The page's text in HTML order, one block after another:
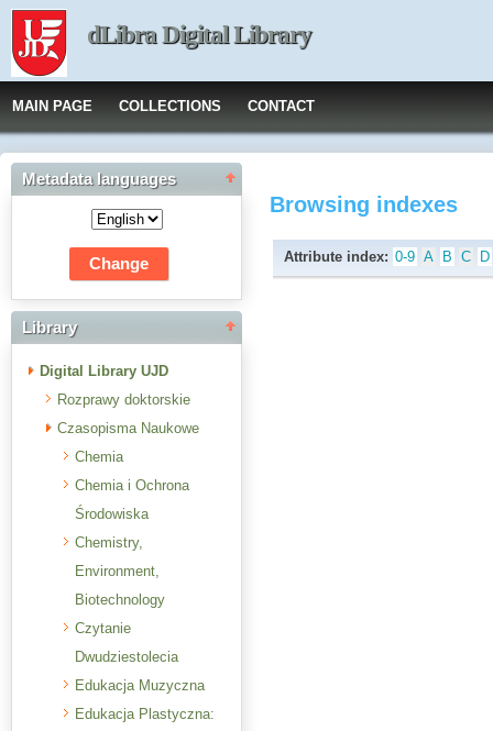
dLibra Digital Library
MAIN PAGE COLLECTIONS CONTACT
Metadata languages
Library
Digital Library UJD
Rozprawy doktorskie
Czasopisma Naukowe
Chemia
Chemia i Ochrona
Środowiska
Chemistry,
Environment,
Biotechnology
Czytanie
Dwudziestolecia
Edukacja Muzyczna
Edukacja Plastyczna:
Browsing indexes
Attribute index: 0-9 A B C D